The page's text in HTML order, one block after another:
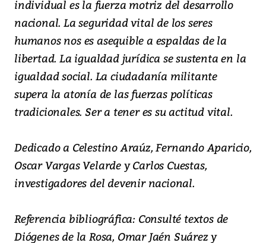
individual es la fuerza motriz del desarrollo
nacional. La seguridad vital de los seres
humanos nos es asequible a espaldas de la
libertad. La igualdad jurídica se sustenta en la
igualdad social. La ciudadanía militante
supera la atonía de las fuerzas políticas
tradicionales. Ser a tener es su actitud vital.
Dedicado a Celestino Araúz, Fernando Aparicio,
Oscar Vargas Velarde y Carlos Cuestas,
investigadores del devenir nacional.
Referencia bibliográfica: Consulté textos de
Diógenes de la Rosa, Omar Jaén Suárez y